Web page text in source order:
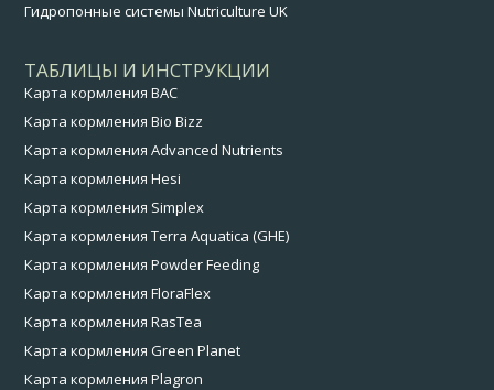
Гидропонные системы Nutriculture UK
ТАБЛИЦЫ И ИНСТРУКЦИИ
Карта кормления BAC
Карта кормления Bio Bizz
Карта кормления Advanced Nutrients
Карта кормления Hesi
Карта кормления Simplex
Карта кормления Terra Aquatica (GHE)
Карта кормления Powder Feeding
Карта кормления FloraFlex
Карта кормления RasTea
Карта кормления Green Planet
Карта кормления Plagron